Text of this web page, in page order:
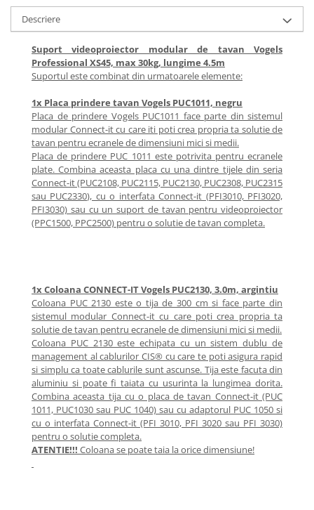
Laptopuri si Accesorii
Laptopuri
Accesorii Laptopuri
All in One/PC
Periferice PC
Conectivitate si Accesorii
Monitoare
Tablete si Accesorii
Imprimante si Multifunctionale
Imprimante
Multifunctionale
Camere Videoconferinta
Boxe si Soundbar
Tehnologie Educationala
Ochelari VR
Kit Robotic Educational
Software Educational
Mobilier Invatamant
Mobilier Cresa si Gradinita
Mese gradinita
Descriere
Suport videoproiector modular de tavan Vogels
Professional XS45, max 30kg, lungime 4.5m
Suportul este combinat din urmatoarele elemente:
1x Placa prindere tavan Vogels PUC1011, negru
Placa de prindere Vogels PUC1011 face parte din sistemul
modular Connect-it cu care iti poti crea propria ta solutie de
tavan pentru ecranele de dimensiuni mici si medii.
Placa de prindere PUC 1011 este potrivita pentru ecranele
plate. Combina aceasta placa cu una dintre tijele din seria
Connect-it (PUC2108, PUC2115, PUC2130, PUC2308, PUC2315
sau PUC2330), cu o interfata Connect-it (PFI3010, PFI3020,
PFI3030) sau cu un suport de tavan pentru videoproiector
(PPC1500, PPC2500) pentru o solutie de tavan completa.
1x Coloana CONNECT-IT Vogels PUC2130, 3.0m, argintiu
Coloana PUC 2130 este o tija de 300 cm si face parte din
sistemul modular Connect-it cu care poti crea propria ta
solutie de tavan pentru ecranele de dimensiuni mici si medii.
Coloana PUC 2130 este echipata cu un sistem dublu de
management al cablurilor CIS® cu care te poti asigura rapid
si simplu ca toate cablurile sunt ascunse. Tija este facuta din
aluminiu si poate fi taiata cu usurinta la lungimea dorita.
Combina aceasta tija cu o placa de tavan Connect-it (PUC
1011, PUC1030 sau PUC 1040) sau cu adaptorul PUC 1050 si
cu o interfata Connect-it (PFI 3010, PFI 3020 sau PFI 3030)
pentru o solutie completa.
ATENTIE!!! Coloana se poate taia la orice dimensiune!